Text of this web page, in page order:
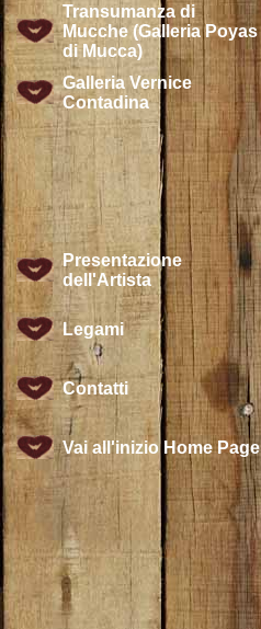
Transumanza di
Mucche (Galleria Poyas
di Mucca)
Galleria Vernice
Contadina
Presentazione
dell'Artista
Legami
Contatti
Vai all'inizio Home Page